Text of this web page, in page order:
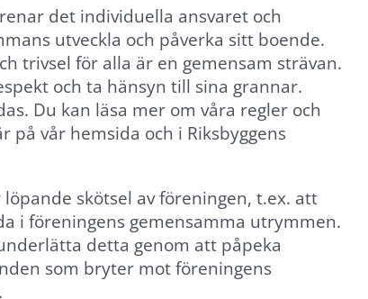
det individuella ansvaret och
utveckla och påverka sitt boende.
trivsel för alla är en gemensam strävan.
och ta hänsyn till sina grannar.
Du kan läsa mer om våra regler och
på vår hemsida och i Riksbyggens
skötsel av föreningen, t.ex. att
i föreningens gemensamma utrymmen.
detta genom att påpeka
som bryter mot föreningens